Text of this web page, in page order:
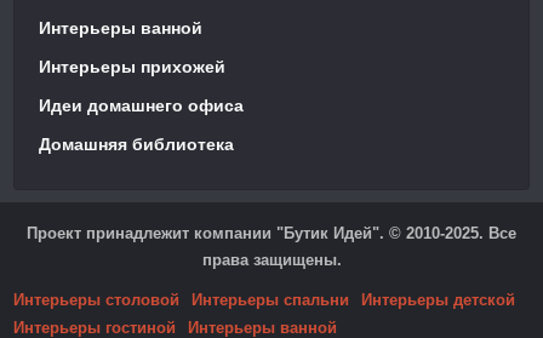
Интерьеры ванной
Интерьеры прихожей
Идеи домашнего офиса
Домашняя библиотека
Проект принадлежит компании "Бутик Идей". © 2010-2025. Все
права защищены.
Интерьеры столовой Интерьеры спальни
Интерьеры детской
Интерьеры гостиной
Интерьеры ванной